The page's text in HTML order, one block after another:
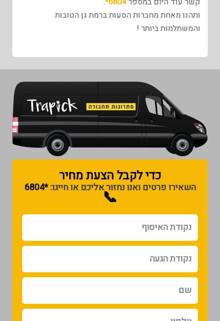
ותהנו מאחת מחברות הסעות ברמת גן הטובות
והמשתלמות ביותר !
כדי לקבל הצעת מחיר​
השאירו פרטים ואנו נחזור אליכם או חייגו:*6804 📞
נקודת
האיסוף
נקודת
הגעה
שם
טלפון